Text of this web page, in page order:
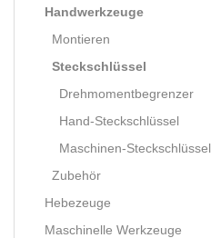
Handwerkzeuge
Montieren
Steckschlüssel
Drehmomentbegrenzer
Hand-Steckschlüssel
Maschinen-Steckschlüssel
Zubehör
Hebezeuge
Maschinelle Werkzeuge